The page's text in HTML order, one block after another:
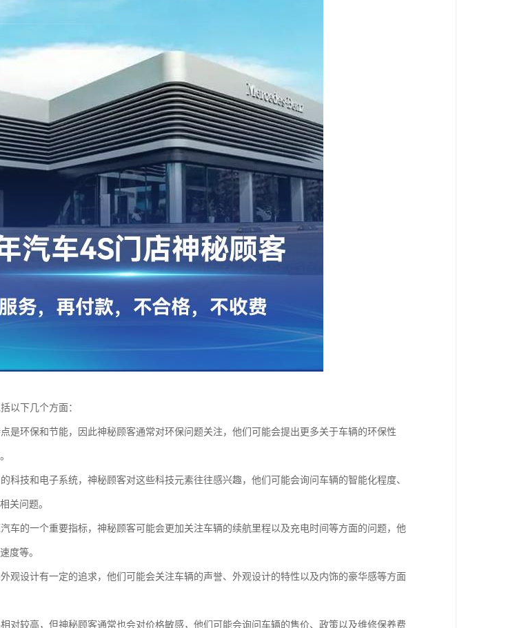
以下几个方面：
是环保和节能，因此神秘顾客通常对环保问题关注，他们可能会提出更多关于车辆的环保性
科技和电子系统，神秘顾客对这些科技元素往往感兴趣，他们可能会询问车辆的智能化程度、
关问题。
车的一个重要指标，神秘顾客可能会更加关注车辆的续航里程以及充电时间等方面的问题，他
度等。
观设计有一定的追求，他们可能会关注车辆的声誉、外观设计的特性以及内饰的豪华感等方面
对较高，但神秘顾客通常也会对价格敏感，他们可能会询问车辆的售价、政策以及维修保养费